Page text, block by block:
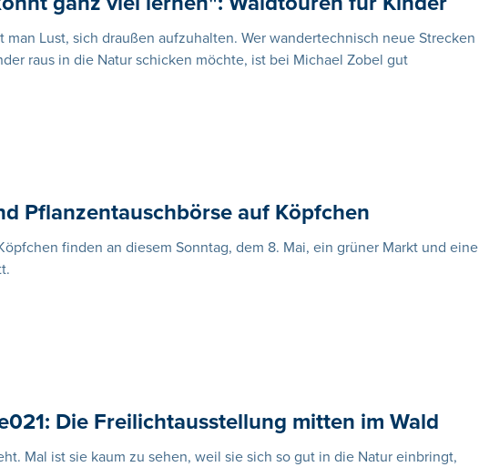
man Lust, sich draußen aufzuhalten. Wer wandertechnisch neue Strecken
raus in die Natur schicken möchte, ist bei Michael Zobel gut
Pflanzentauschbörse auf Köpfchen
finden an diesem Sonntag, dem 8. Mai, ein grüner Markt und eine
Die Freilichtausstellung mitten im Wald
Mal ist sie kaum zu sehen, weil sie sich so gut in die Natur einbringt,